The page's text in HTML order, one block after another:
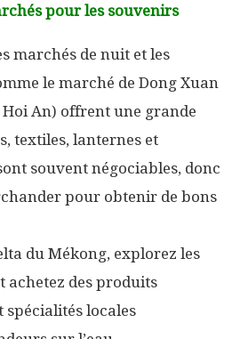
pour les souvenirs
marchés de nuit et les
le marché de Dong Xuan
An) offrent une grande
textiles, lanternes et
souvent négociables, donc
pour obtenir de bons
du Mékong, explorez les
achetez des produits
locales